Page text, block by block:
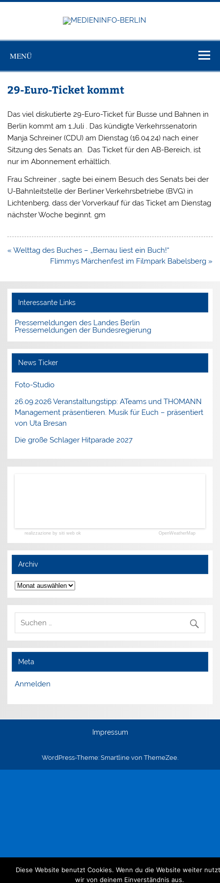
Zum
MENÜ
29-Euro-Ticket kommt
Das viel diskutierte 29-Euro-Ticket für Busse und Bahnen in
Berlin kommt am 1.Juli . Das kündigte Verkehrssenatorin
Manja Schreiner (CDU) am Dienstag (16.04.24) nach einer
Sitzung des Senats an. Das Ticket für den AB-Bereich, ist
nur im Abonnement erhältlich.
Frau Schreiner , sagte bei einem Besuch des Senats bei der
U-Bahnleitstelle der Berliner Verkehrsbetriebe (BVG) in
Lichtenberg, dass der Vorverkauf für das Ticket am Dienstag
nächster Woche beginnt. gm
Beitragsnavigation
« Welttag des Buches – „Bernau liest ein Buch!“
Flimmys Märchenfest im Filmpark Babelsberg »
Interessante Links
Pressemeldungen des Landes Berlin
Pressemeldungen der Bundesregierung
News Ticker
Foto-Studio
26.09.2026 Veranstaltungstipp: ATeams und THOMANN
Management präsentieren. Musik für Euch – präsentiert
von Uta Bresan
Die große Schlager Hitparade 2027
realizzazione by siti web ok OpenWeatherMap
Archiv
Archiv
Meta
Anmelden
Impressum
WordPress-Theme: Smartline von ThemeZee.
Diese Website benutzt Cookies. Wenn du die Website weiter
wir von deinem Einverständnis aus.